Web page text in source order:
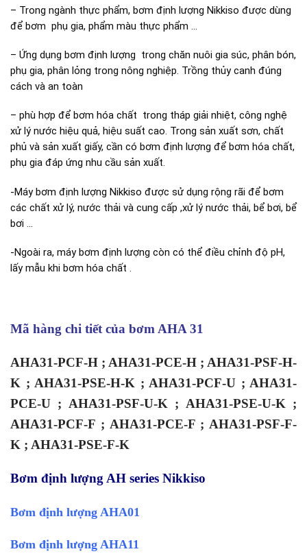
– Trong ngành thực phẩm, bơm định lượng Nikkiso được dùng
để bơm phụ gia, phẩm màu thực phẩm …
– Ứng dụng bơm định lượng trong chăn nuôi gia súc, phân bón,
phụ gia, phân lỏng trong nông nghiệp. Trồng thủy canh đúng
cách và an toàn
– phù hợp để bơm hóa chất trong tháp giải nhiệt, công nghệ
xử lý nước hiệu quả, hiệu suất cao. Trong sản xuất sơn, chất
phủ và sản xuất giấy, cần có bơm định lượng để bơm hóa chất,
phụ gia đáp ứng nhu cầu sản xuất.
-Máy bơm định lượng Nikkiso được sử dụng rộng rãi để bơm
các chất xử lý, nước thải và cung cấp ,xử lý nước thải, bể bơi, bể
bơi …
-Ngoài ra, máy bơm định lượng còn có thể điều chỉnh độ pH,
lấy mẫu khi bơm hóa chất .
Mã hàng chi tiết của bơm AHA 31
AHA31-PCF-H ; AHA31-PCE-H ; AHA31-PSF-H-
K ; AHA31-PSE-H-K ; AHA31-PCF-U ; AHA31-
PCE-U ; AHA31-PSF-U-K ; AHA31-PSE-U-K ;
AHA31-PCF-F ; AHA31-PCE-F ; AHA31-PSF-F-
K ; AHA31-PSE-F-K
Bơm định lượng AH series Nikkiso
Bơm định lượng AHA01
Bơm định lượng AHA11